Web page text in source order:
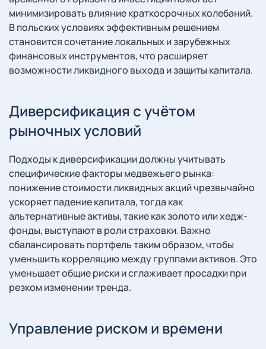
минимизировать влияние краткосрочных колебаний.
В польских условиях эффективным решением
становится сочетание локальных и зарубежных
финансовых инструментов, что расширяет
возможности ликвидного выхода и защиты капитала.
Диверсификация с учётом
рыночных условий
Подходы к диверсификации должны учитывать
специфические факторы медвежьего рынка:
понижение стоимости ликвидных акций чрезвычайно
ускоряет падение капитала, тогда как
альтернативные активы, такие как золото или хедж-
фонды, выступают в роли страховки. Важно
сбалансировать портфель таким образом, чтобы
уменьшить корреляцию между группами активов. Это
уменьшает общие риски и сглаживает просадки при
резком изменении тренда.
Управление риском и времени